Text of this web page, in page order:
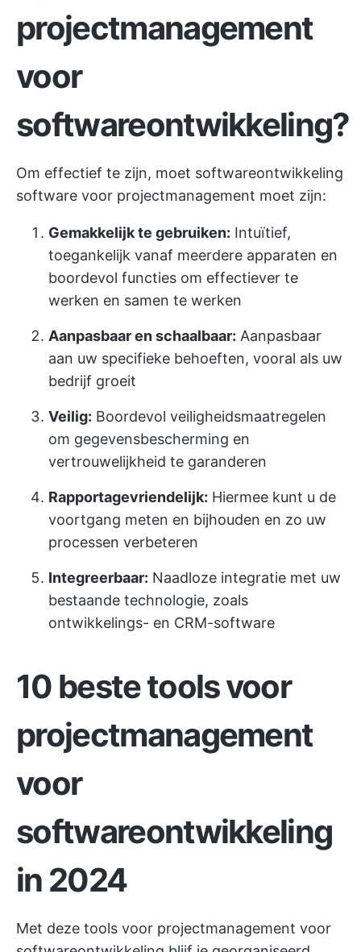
projectmanagement
voor
softwareontwikkeling?
Om effectief te zijn, moet softwareontwikkeling
software voor projectmanagement moet zijn:
Gemakkelijk te gebruiken: Intuïtief,
toegankelijk vanaf meerdere apparaten en
boordevol functies om effectiever te
werken en samen te werken
Aanpasbaar en schaalbaar: Aanpasbaar
aan uw specifieke behoeften, vooral als uw
bedrijf groeit
Veilig: Boordevol veiligheidsmaatregelen
om gegevensbescherming en
vertrouwelijkheid te garanderen
Rapportagevriendelijk: Hiermee kunt u de
voortgang meten en bijhouden en zo uw
processen verbeteren
Integreerbaar: Naadloze integratie met uw
bestaande technologie, zoals
ontwikkelings- en CRM-software
10 beste tools voor
projectmanagement
voor
softwareontwikkeling
in 2024
Met deze tools voor projectmanagement voor